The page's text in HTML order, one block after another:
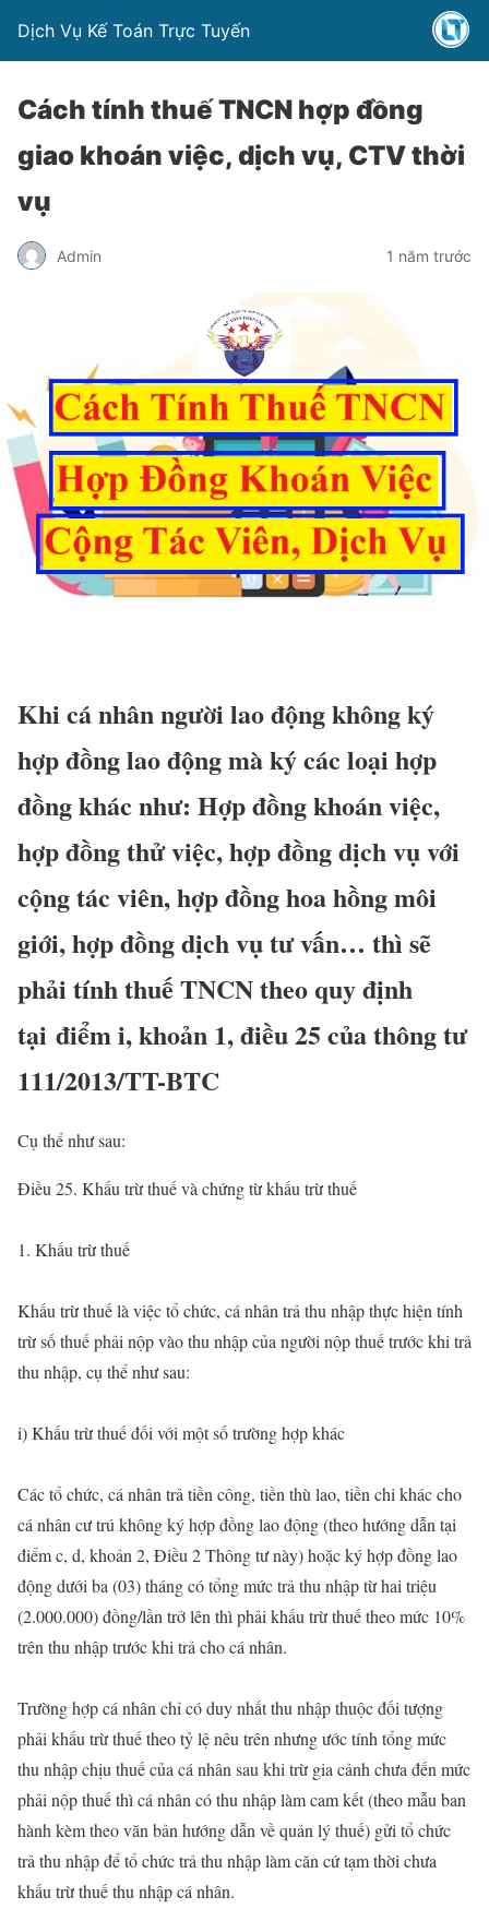
Dịch Vụ Kế Toán Trực Tuyến
Cách tính thuế TNCN hợp đồng
giao khoán việc, dịch vụ, CTV thời
vụ
Admin 1 năm trước
Khi cá nhân người lao động không ký
hợp đồng lao động mà ký các loại hợp
đồng khác như: Hợp đồng khoán việc,
hợp đồng thử việc, hợp đồng dịch vụ với
cộng tác viên, hợp đồng hoa hồng môi
giới, hợp đồng dịch vụ tư vấn… thì sẽ
phải tính thuế TNCN theo quy định
tại điểm i, khoản 1, điều 25 của thông tư
111/2013/TT-BTC
Cụ thể như sau:
Điều 25. Khấu trừ thuế và chứng từ khấu trừ thuế
1. Khấu trừ thuế
Khấu trừ thuế là việc tổ chức, cá nhân trả thu nhập thực hiện tính
trừ số thuế phải nộp vào thu nhập của người nộp thuế trước khi trả
thu nhập, cụ thể như sau:
i) Khấu trừ thuế đối với một số trường hợp khác
Các tổ chức, cá nhân trả tiền công, tiền thù lao, tiền chi khác cho
cá nhân cư trú không ký hợp đồng lao động (theo hướng dẫn tại
điểm c, d, khoản 2, Điều 2 Thông tư này) hoặc ký hợp đồng lao
động dưới ba (03) tháng có tổng mức trả thu nhập từ hai triệu
(2.000.000) đồng/lần trở lên thì phải khấu trừ thuế theo mức 10%
trên thu nhập trước khi trả cho cá nhân.
Trường hợp cá nhân chỉ có duy nhất thu nhập thuộc đối tượng
phải khấu trừ thuế theo tỷ lệ nêu trên nhưng ước tính tổng mức
thu nhập chịu thuế của cá nhân sau khi trừ gia cảnh chưa đến mức
phải nộp thuế thì cá nhân có thu nhập làm cam kết (theo mẫu ban
hành kèm theo văn bản hướng dẫn về quản lý thuế) gửi tổ chức
trả thu nhập để tổ chức trả thu nhập làm căn cứ tạm thời chưa
khấu trừ thuế thu nhập cá nhân.